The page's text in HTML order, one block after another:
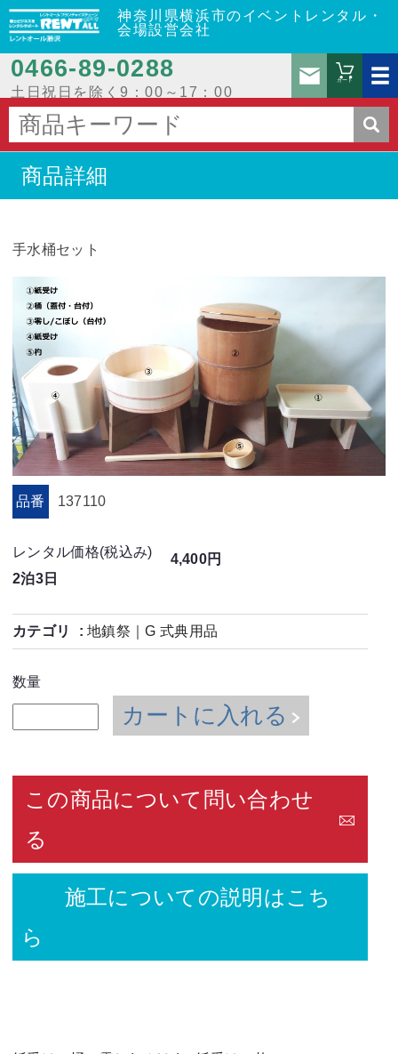
神奈川県横浜市のイベントレンタル・
会場設営会社
0466‐89‐0288
土日祝日を除く9：00～17：00
お問
カート
商品詳細
手水桶セット
品番 137110
レンタル価格(税込み)
2泊3日
4,400円
カテゴリ 地鎮祭 ｜G 式典用品
数量
カートに入れる
この商品について問い合わせ
る
施工についての説明はこち
ら